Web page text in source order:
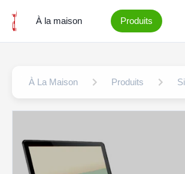
À la maison Produits
À La Maison Produits